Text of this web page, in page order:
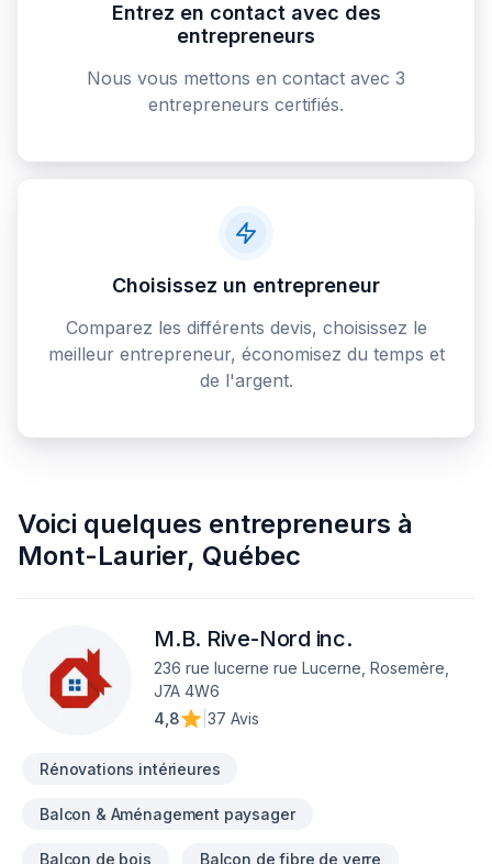
Entrez en contact avec des
entrepreneurs
Nous vous mettons en contact avec 3
entrepreneurs certifiés.
Choisissez un entrepreneur
Comparez les différents devis, choisissez le
meilleur entrepreneur, économisez du temps et
de l'argent.
Voici quelques entrepreneurs à
Mont-Laurier, Québec
M.B. Rive-Nord inc.
236 rue lucerne rue Lucerne, Rosemère,
J7A 4W6
4,8
37 Avis
Rénovations intérieures
Balcon & Aménagement paysager
Balcon de bois Balcon de fibre de verre